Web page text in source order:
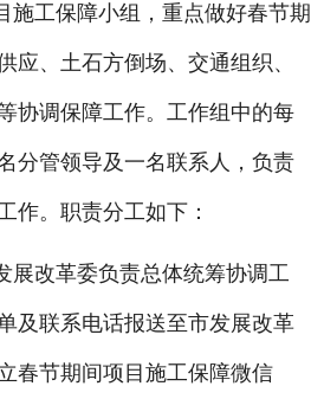
施工保障小组，重点做好春节期
应、土石方倒场、交通组织、
协调保障工作。工作组中的每
分管领导及一名联系人，负责
作。职责分工如下：
展改革委负责总体统筹协调工
及联系电话报送至市发展改革
春节期间项目施工保障微信